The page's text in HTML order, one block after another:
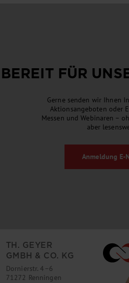
BEREIT FÜR
Gerne senden wir Ihnen
Aktionsangeboten oder
Messen und Webinaren –
aber
Anmeldung E-
TH. GEYER
GMBH & CO. KG
Dornierstr. 4–6
71272 Renningen